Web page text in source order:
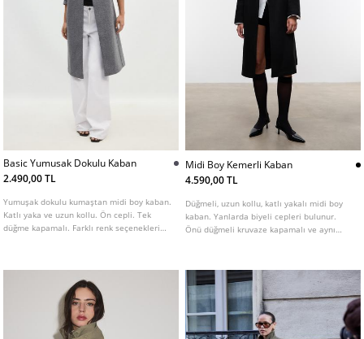
Basic Yumusak Dokulu Kaban
2.490,00 TL
Yumuşak dokulu kumaştan midi boy kaban.
Katlı yaka ve uzun kollu. Ön cepli. Tek
düğme kapamalı. Farklı renk seçenekleri
Midi Boy Kemerli Kaban
4.590,00 TL
Düğmeli, uzun kollu, katlı yakalı midi boy
kaban. Yanlarda biyeli cepleri bulunur.
Önü düğmeli kruvaze kapamalı ve aynı